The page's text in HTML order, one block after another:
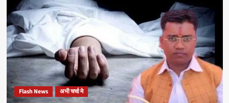
लगा
महंगाई
को
पोस्टर
हटा,
डॉ
अजय
समर्थको
ने
Flash News अभी चर्चा मे